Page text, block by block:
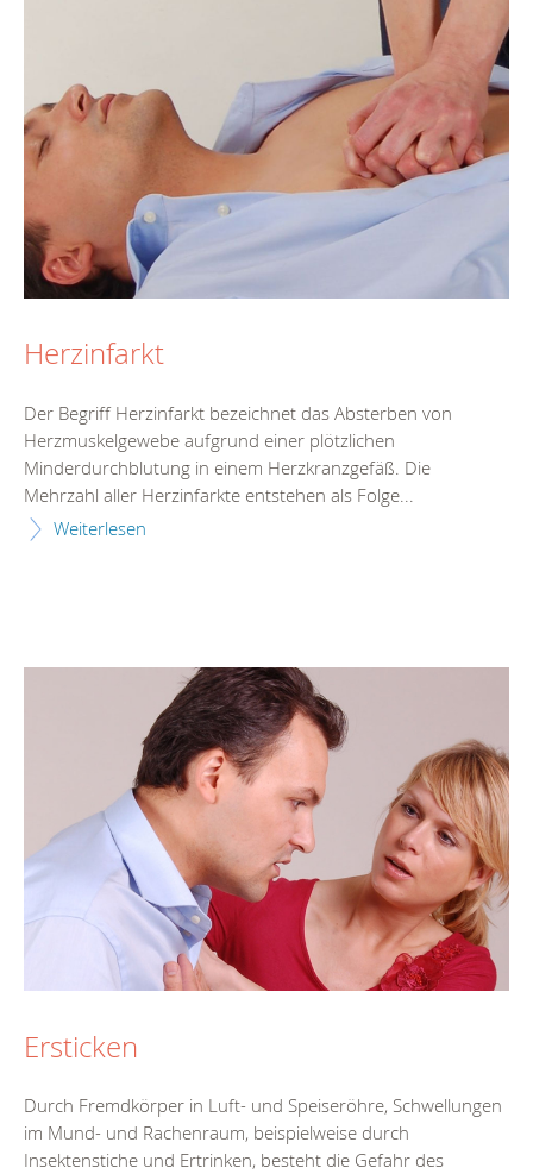
Herzinfarkt
Der Begriff Herzinfarkt bezeichnet das Absterben von
Herzmuskelgewebe aufgrund einer plötzlichen
Minderdurchblutung in einem Herzkranzgefäß. Die
Mehrzahl aller Herzinfarkte entstehen als Folge...
Weiterlesen
Ersticken
Durch Fremdkörper in Luft- und Speiseröhre, Schwellungen
im Mund- und Rachenraum, beispielweise durch
Insektenstiche und Ertrinken, besteht die Gefahr des